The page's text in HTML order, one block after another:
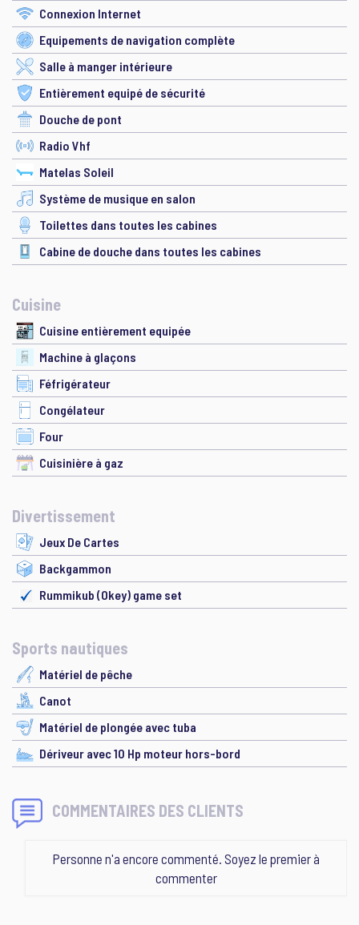
Connexion Internet
Equipements de navigation complète
Salle à manger intérieure
Entièrement equipé de sécurité
Douche de pont
Radio Vhf
Matelas Soleil
Système de musique en salon
Toilettes dans toutes les cabines
Cabine de douche dans toutes les cabines
Cuisine
Cuisine entièrement equipée
Machine à glaçons
Féfrigérateur
Congélateur
Four
Cuisinière à gaz
Divertissement
Jeux De Cartes
Backgammon
Rummikub (Okey) game set
Sports nautiques
Matériel de pêche
Canot
Matériel de plongée avec tuba
Dériveur avec 10 Hp moteur hors-bord
COMMENTAIRES DES CLIENTS
Personne n'a encore commenté. Soyez le premier à
commenter